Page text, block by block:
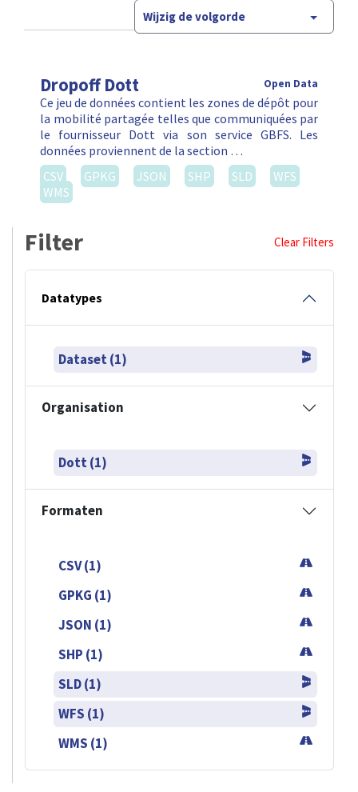
Wijzig de volgorde
Dropoff Dott Open Data
Ce jeu de données contient les zones de dépôt pour
la mobilité partagée telles que communiquées par
le fournisseur Dott via son service GBFS. Les
données proviennent de la section …
CSV
GPKG JSON SHP SLD
WFS
WMS
Filter Clear Filters
Datatypes
Dataset (1)
Organisation
Dott (1)
Formaten
CSV (1)
GPKG (1)
JSON (1)
SHP (1)
SLD (1)
WFS (1)
WMS (1)